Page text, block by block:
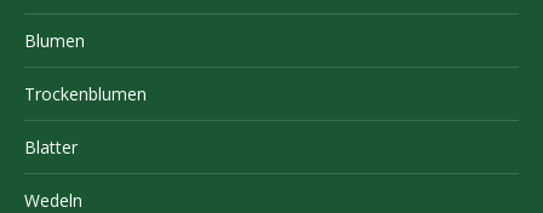
Blumen
Trockenblumen
Blatter
Wedeln